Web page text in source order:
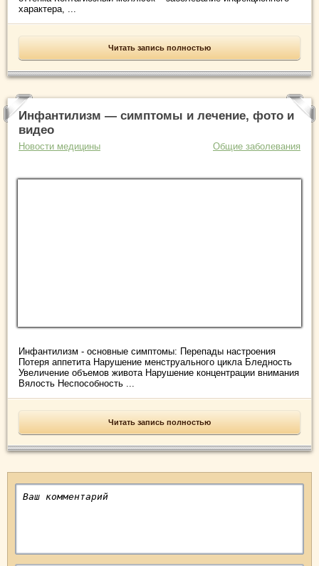
характера, ...
Читать запись полностью
Инфантилизм — симптомы и лечение, фото и
видео
Новости медицины Общие заболевания
Инфантилизм - основные симптомы: Перепады настроения
Потеря аппетита Нарушение менструального цикла Бледность
Увеличение объемов живота Нарушение концентрации внимания
Вялость Неспособность ...
Читать запись полностью